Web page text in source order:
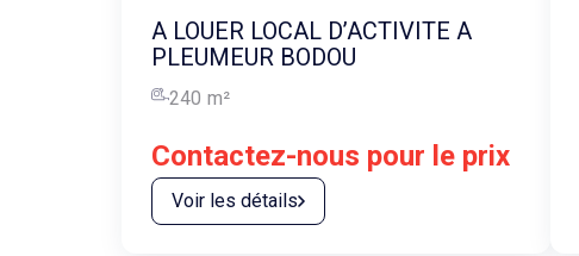
A LOUER LOCAL D’ACTIVITE A
PLEUMEUR BODOU
240 m²
Contactez-nous pour le prix
Voir les détails